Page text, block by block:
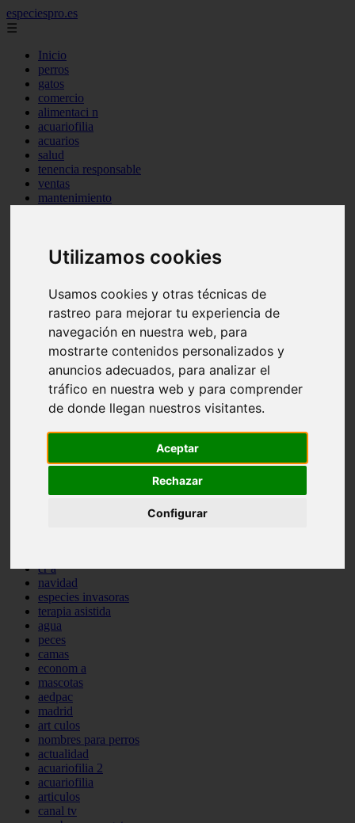
Utilizamos cookies
Usamos cookies y otras técnicas de
rastreo para mejorar tu experiencia de
navegación en nuestra web, para
mostrarte contenidos personalizados y
anuncios adecuados, para analizar el
tráfico en nuestra web y para comprender
de donde llegan nuestros visitantes.
Aceptar
Rechazar
Configurar
especiespro.es
☰
Inicio
perros
gatos
comercio
alimentaci n
acuariofilia
acuarios
salud
tenencia responsable
ventas
mantenimiento
peque os mam feros
verano
peluquer a
accesorios
peluquer a canina
complementos
consejos
comportamiento
protagonistas
reptiles
abandono
snacks
iberzoo propet
cr a
navidad
especies invasoras
terapia asistida
agua
peces
camas
econom a
mascotas
aedpac
madrid
art culos
nombres para perros
actualidad
acuariofilia 2
acuariofilia
articulos
canal tv